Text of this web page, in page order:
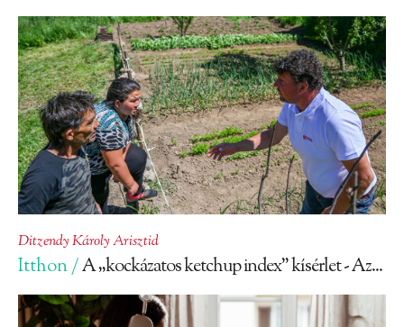
Ditzendy Károly Arisztid
Itthon /A „kockázatos ketchup index” kísérlet - Az...